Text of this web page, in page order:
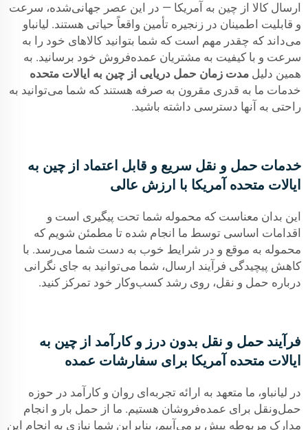
ارسال کالا از چین به آمریکا — در این عصر جهانی‌شده، سرعت
و قابلیت اطمینان در زنجیره تأمین واقعاً حیاتی هستند. لیانباو
می‌داند که چقدر مهم است که شما بتوانید کالاهای خود را به
سرعت و با کیفیت به مشتریان عمده‌فروش خود برسانید. به
همین دلیل مدت زمان حمل دریایی از چین به ایالات متحده
خدمات ما به قدری مقرون به صرفه هستند که شما می‌توانید به
راحتی به آنها دسترسی داشته باشید.
خدمات حمل و نقل سریع و قابل اعتماد از چین به
ایالات متحده آمریکا با ارزش عالی
این بدان معناست که محموله شما تحت پیگیری است و
اقدامات اساسی توسط ما انجام شده تا مطمئن شویم که
محموله به موقع و در شرایط خوب به دست شما می‌رسد. با
کاهش پیچیدگی فرآیند ارسال، شما می‌توانید به جای نگرانی
درباره حمل و نقل، روی رشد کسب‌وکار خود تمرکز کنید.
فرآیند حمل و نقل بدون درز و کارآمد از چین به
ایالات متحده آمریکا برای سفارشات عمده
در لیانباو، ما متعهد به ارائه تجربه‌ای روان و کارآمد در حوزه
حمل‌ونقل برای عمده‌فروشان هستیم. ما از حمل بار و انجام
مدارک مربوطه پیش برمی‌آییم، بنابراین شما نیازی به انجام این